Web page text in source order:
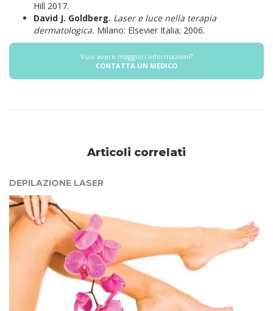
Hill 2017.
David J. Goldberg. Laser e luce nella terapia
dermatologica. Milano: Elsevier Italia; 2006.
Vuoi avere maggiori informazioni?
CONTATTA UN MEDICO
Articoli correlati
DEPILAZIONE LASER